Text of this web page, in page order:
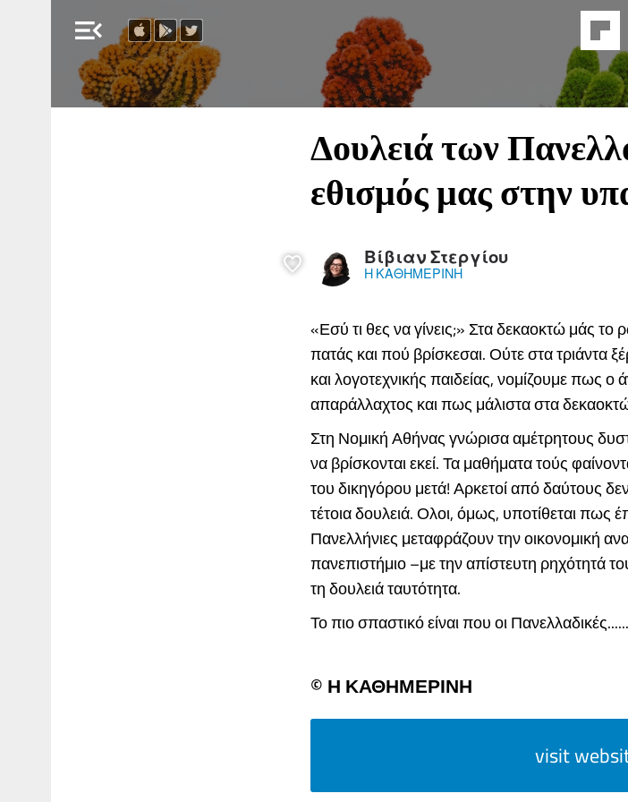
menu_open
Δουλειά των
εθισμός μας στην
Βίβιαν Στεργίου
Η ΚΑΘΗΜΕΡΙΝΗ
«Εσύ τι θες να γίνεις;» Στα δεκαοκτώ μάς το
πατάς και πού βρίσκεσαι. Ούτε στα τριάντα
και λογοτεχνικής παιδείας, νομίζουμε πως ο
απαράλλαχτος και πως μάλιστα στα
Στη Νομική Αθήνας γνώρισα αμέτρητους
να βρίσκονται εκεί. Τα μαθήματα τούς
του δικηγόρου μετά! Αρκετοί από δαύτους
τέτοια δουλειά. Ολοι, όμως, υποτίθεται πως
Πανελλήνιες μεταφράζουν την οικονομική
πανεπιστήμιο –με την απίστευτη ρηχότητά
τη δουλειά ταυτότητα.
Το πιο σπαστικό είναι που οι
© Η ΚΑΘΗΜΕΡΙΝΗ
visit